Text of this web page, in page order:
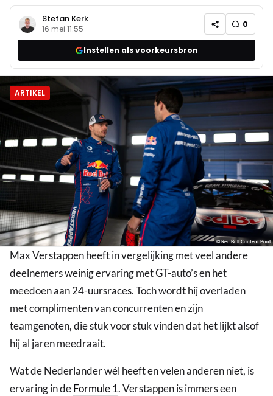
Stefan Kerk
16 mei 11:55 0
Instellen als voorkeursbron
ARTIKEL
© Red Bull Content Pool
Max Verstappen heeft in vergelijking met veel andere
deelnemers weinig ervaring met GT-auto’s en het
meedoen aan 24-uursraces. Toch wordt hij overladen
met complimenten van concurrenten en zijn
teamgenoten, die stuk voor stuk vinden dat het lijkt alsof
hij al jaren meedraait.
Wat de Nederlander wél heeft en velen anderen niet, is
ervaring in deFormule 1. Verstappen is immers een